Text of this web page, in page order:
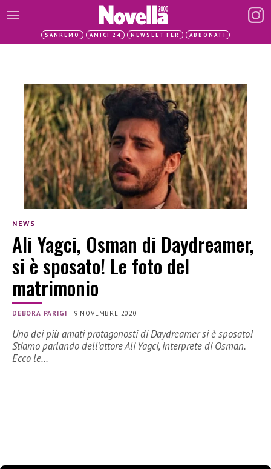
SANREMO AMICI 24 NEWSLETTER ABBONATI
NEWS
Ali Yagci, Osman di Daydreamer,
si è sposato! Le foto del
matrimonio
DEBORA PARIGI | 9 NOVEMBRE 2020
Uno dei più amati protagonosti di Daydreamer si è sposato!
Stiamo parlando dell’attore Ali Yagci, interprete di Osman.
Ecco le…